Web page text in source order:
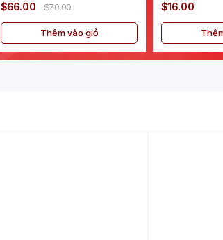
$66.00 $70.00
Thêm vào giỏ
$16.00